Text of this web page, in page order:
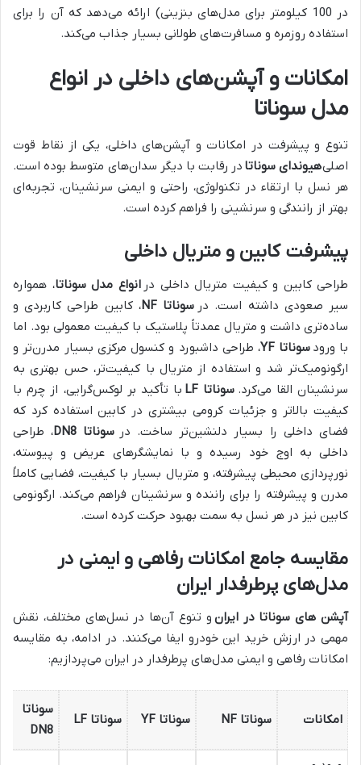
در 100 کیلومتر برای مدل‌های بنزینی) ارائه می‌دهد که آن را برای
استفاده روزمره و مسافرت‌های طولانی بسیار جذاب می‌کند.
امکانات و آپشن‌های داخلی در انواع
مدل سوناتا
تنوع و پیشرفت در امکانات و آپشن‌های داخلی، یکی از نقاط قوت
اصلیهیوندای سوناتا در رقابت با دیگر سدان‌های متوسط بوده است.
هر نسل با ارتقاء در تکنولوژی، راحتی و ایمنی سرنشینان، تجربه‌ای
بهتر از رانندگی و سرنشینی را فراهم کرده است.
پیشرفت کابین و متریال داخلی
طراحی کابین و کیفیت متریال داخلی در انواع مدل سوناتا، همواره
سیر صعودی داشته است. در سوناتا NF
، کابین طراحی کاربردی و
ساده‌تری داشت و متریال عمدتاً پلاستیک با کیفیت معمولی بود. اما
با ورود سوناتا YF
، طراحی داشبورد و کنسول مرکزی بسیار مدرن‌تر و
ارگونومیک‌تر شد و استفاده از متریال با کیفیت‌تر، حس بهتری به
سرنشینان القا می‌کرد. سوناتا LF
با تأکید بر لوکس‌گرایی، از چرم با
کیفیت بالاتر و جزئیات کرومی بیشتری در کابین استفاده کرد که
فضای داخلی را بسیار دلنشین‌تر ساخت. در سوناتا DN8
، طراحی
داخلی به اوج خود رسیده و با نمایشگرهای عریض و پیوسته،
نورپردازی محیطی پیشرفته، و متریال بسیار با کیفیت، فضایی کاملاً
مدرن و پیشرفته را برای راننده و سرنشینان فراهم می‌کند. ارگونومی
کابین نیز در هر نسل به سمت بهبود حرکت کرده است.
مقایسه جامع امکانات رفاهی و ایمنی در
مدل‌های پرطرفدار ایران
آپشن های سوناتا در ایران و تنوع آن‌ها در نسل‌های مختلف، نقش
مهمی در ارزش خرید این خودرو ایفا می‌کنند. در ادامه، به مقایسه
امکانات رفاهی و ایمنی مدل‌های پرطرفدار در ایران می‌پردازیم:
امکانات سوناتا NF سوناتا YF سوناتا LF
سوناتا
DN8